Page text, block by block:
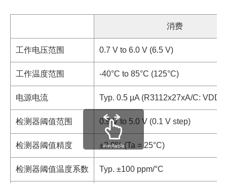
消费
工作电压范围 0.7 V to 6.0 V (6.5 V)
工作温度范围 -40°C to 85°C (125°C)
电源电流 Typ. 0.5 µA (R3112x27xA/C: VDD
检测器阈值范围 0.9 V to 5.0 V (0.1 V step)
检测器阈值精度 ±2.0% (Ta = 25°C)
检测器阈值温度系数 Typ. ±100 ppm/°C
scrollable